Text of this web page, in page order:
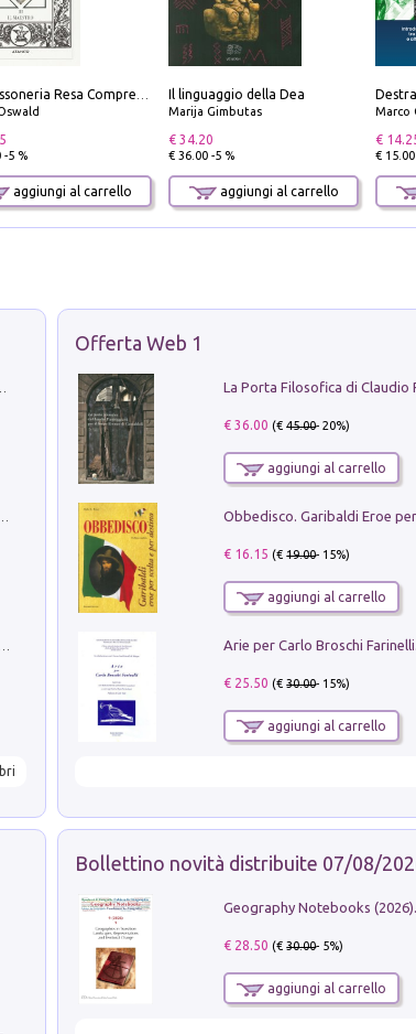
-5 %
aggiungi al carrello
Il linguaggio della Dea
Marija Gimbutas
€ 34.20
€ 36.00 -5 %
aggiungi al carrello
Marco
€
€
del goal
Offerta Web 1
€ 36.00 (€45.00- 20%)
aggiungi al carrello
€ 16.15 (€19.00- 15%)
aggiungi al carrello
€ 25.50 (€30.00- 15%)
aggiungi al carrello
Bollettino novità distribuite 07/08/
€ 28.50 (€30.00- 5%)
aggiungi al carrello